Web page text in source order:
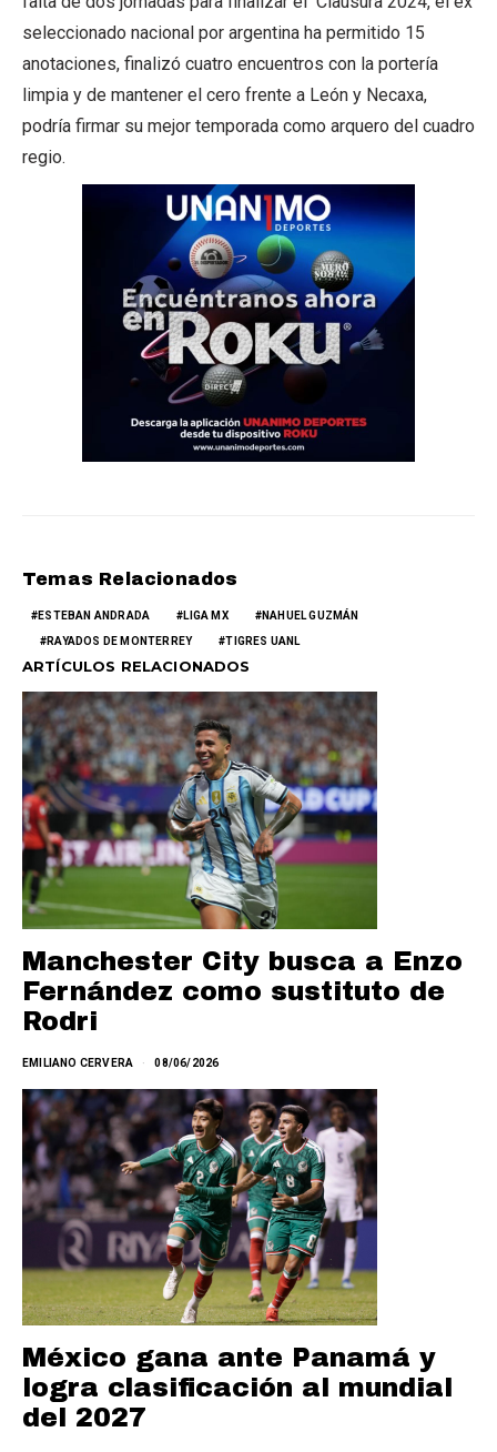
seleccionado nacional por argentina ha permitido 15
anotaciones, finalizó cuatro encuentros con la portería
limpia y de mantener el cero frente a León y Necaxa,
podría firmar su mejor temporada como arquero del cuadro
regio.
Temas Relacionados
ESTEBAN ANDRADA LIGA MX NAHUEL GUZMÁN
RAYADOS DE MONTERREY TIGRES UANL
ARTÍCULOS RELACIONADOS
Manchester City busca a Enzo
Fernández como sustituto de
Rodri
EMILIANO CERVERA 08/06/2026
México gana ante Panamá y
logra clasificación al mundial
del 2027